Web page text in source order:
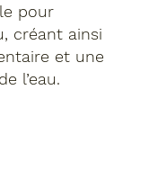
pour
créant ainsi
et une
l’eau.